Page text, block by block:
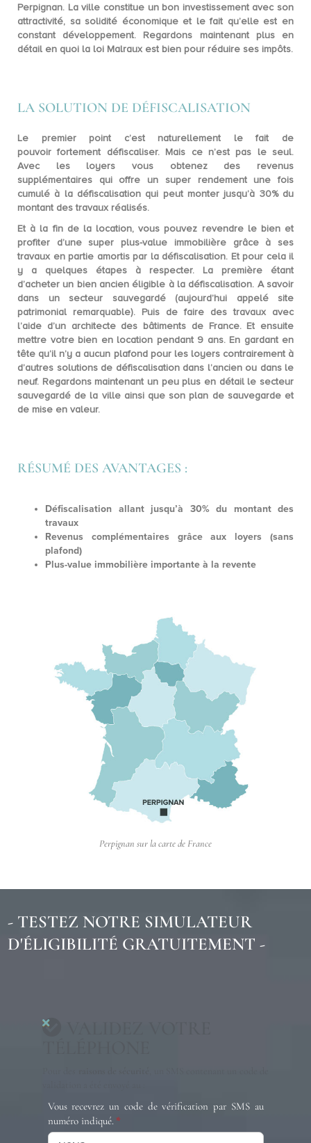
Perpignan. La ville constitue un bon investissement avec son
attractivité, sa solidité économique et le fait qu’elle est en
constant développement. Regardons maintenant plus en
détail en quoi la loi Malraux est bien pour réduire ses impôts.
LA SOLUTION DE DÉFISCALISATION
Le premier point c’est naturellement le fait de
pouvoirfortement défiscaliser. Mais ce n’est pas le seul.
Avec les loyers vous obtenez des revenus
supplémentaires qui offre un super rendement une fois
cumulé à la défiscalisation qui peut monter jusqu’à 30%du
montant des travaux réalisés.
Et à la fin de la location, vous pouvez revendre le bien et
profiter d’une super plus-value immobilièregrâce à ses
travaux en partie amortis par la défiscalisation. Et pour cela il
y a quelques étapes à respecter. La première étant
d’acheter un bien ancien éligible à la défiscalisation. A savoir
dans un secteur sauvegardé (aujourd’hui appelé site
patrimonial remarquable). Puis de faire des travaux avec
l’aide d’un architecte des bâtiments de France. Et ensuite
mettre votre bien en location pendant 9 ans. En gardant en
tête qu’il n’y a aucun plafond pour les loyers contrairement à
d’autres solutions de défiscalisation dans l’ancien ou dans le
neuf. Regardons maintenant un peu plus en détail le secteur
sauvegardé de la ville ainsi que son plan de sauvegarde et
de mise en valeur.
RÉSUMÉ DES AVANTAGES :
Défiscalisation allant jusqu’à 30% du montant des
travaux
Revenus complémentaires grâce aux loyers (sans
plafond)
Plus-value immobilière importante à la revente
Perpignan sur la carte de France
- TESTEZ NOTRE SIMULATEUR
D'ÉLIGIBILITÉ GRATUITEMENT -
Vous recevrez un code de vérification par SMS au
numéro indiqué.